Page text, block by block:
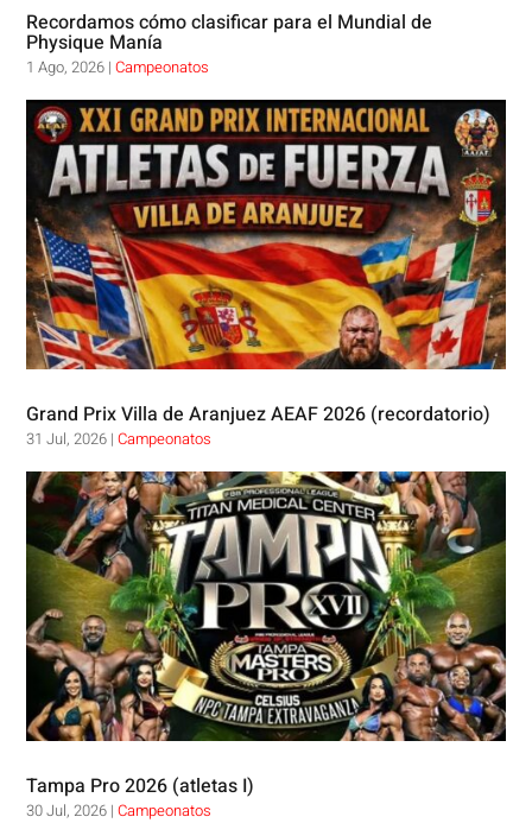
Recordamos cómo clasificar para el Mundial de
Physique Manía
1 Ago, 2026 |Campeonatos
Grand Prix Villa de Aranjuez AEAF 2026 (recordatorio)
31 Jul, 2026 |Campeonatos
Tampa Pro 2026 (atletas I)
30 Jul, 2026 |Campeonatos